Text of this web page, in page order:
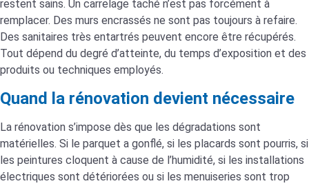
restent sains. Un carrelage taché n’est pas forcément à
remplacer. Des murs encrassés ne sont pas toujours à refaire.
Des sanitaires très entartrés peuvent encore être récupérés.
Tout dépend du degré d’atteinte, du temps d’exposition et des
produits ou techniques employés.
Quand la rénovation devient nécessaire
La rénovation s’impose dès que les dégradations sont
matérielles. Si le parquet a gonflé, si les placards sont pourris, si
les peintures cloquent à cause de l’humidité, si les installations
électriques sont détériorées ou si les menuiseries sont trop